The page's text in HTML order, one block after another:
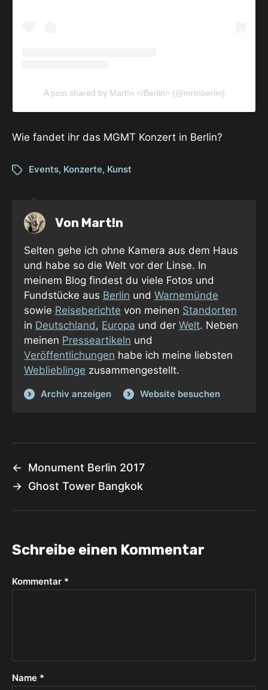
A post shared by Mart!n </Berlin> (@mrtnberlin)
Wie fandet ihr das MGMT Konzert in Berlin?
Events, Konzerte, Kunst
Von Mart!n
Selten gehe ich ohne Kamera aus dem Haus
und habe so die Welt vor der Linse. In
meinem Blog findest du viele Fotos und
Fundstücke aus Berlin und Warnemünde
sowie Reiseberichte von meinen Standorten
in Deutschland , Europa und der Welt. Neben
meinen Presseartikeln und
Veröffentlichungen habe ich meine liebsten
Weblieblinge zusammengestellt.
Archiv anzeigen Website besuchen
←
Monument Berlin 2017
→ Ghost Tower Bangkok
Schreibe einen Kommentar
Kommentar *
Name *